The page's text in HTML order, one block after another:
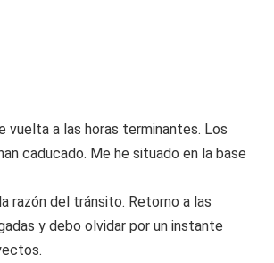
vuelta a las horas terminantes. Los
caducado. Me he situado en la base
razón del tránsito. Retorno a las
y debo olvidar por un instante